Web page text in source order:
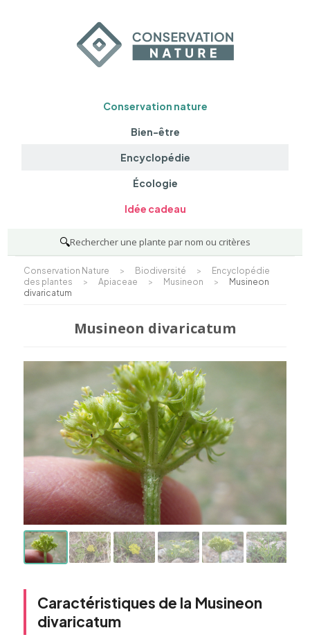
Conservation nature
Bien-être
Encyclopédie
Écologie
Idée cadeau
🔍Rechercher une plante par nom ou critères
Conservation Nature > Biodiversité >
Encyclopédie
des plantes
> Apiaceae > Musineon >
Musineon
divaricatum
Musineon divaricatum
Caractéristiques de la Musineon
divaricatum